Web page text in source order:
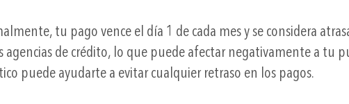
tu pago vence el día 1 de cada mes y se considera
agencias de crédito, lo que puede afectar negativamente a tu
puede ayudarte a evitar cualquier retraso en los pagos.